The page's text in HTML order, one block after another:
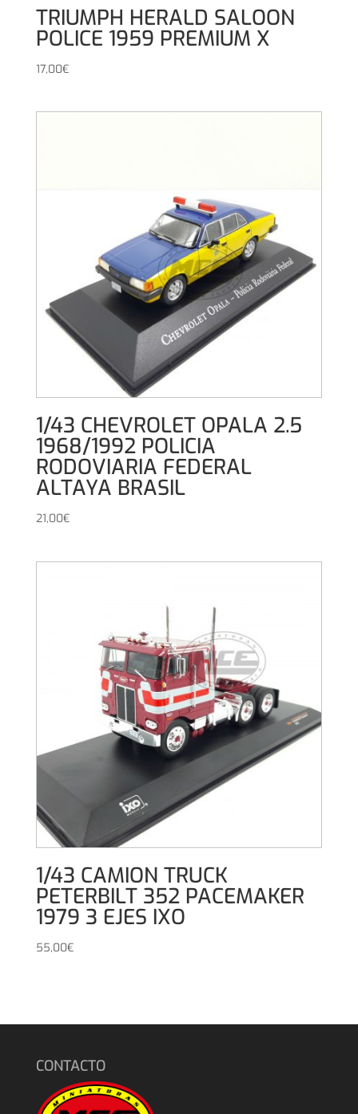
TRIUMPH HERALD SALOON
POLICE 1959 PREMIUM X
17,00€
1/43 CHEVROLET OPALA 2.5
1968/1992 POLICIA
RODOVIARIA FEDERAL
ALTAYA BRASIL
21,00€
1/43 CAMION TRUCK
PETERBILT 352 PACEMAKER
1979 3 EJES IXO
55,00€
CONTACTO